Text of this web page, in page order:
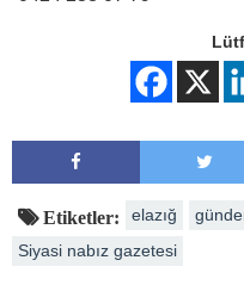
Etiketler: elazığ
Siyasi nabız gazetesi